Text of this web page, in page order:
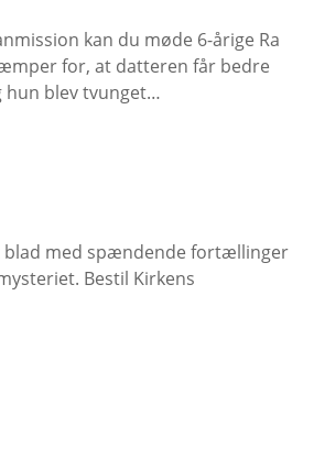
kan du møde 6-årige Ra
for, at datteren får bedre
hun blev tvunget…
blad med spændende fortællinger
Bestil Kirkens